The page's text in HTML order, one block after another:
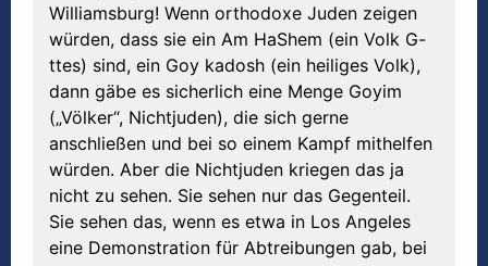
Williamsburg! Wenn orthodoxe Juden zeigen
würden, dass sie ein Am HaShem (ein Volk G-
ttes) sind, ein Goy kadosh (ein heiliges Volk),
dann gäbe es sicherlich eine Menge Goyim
(„Völker“, Nichtjuden), die sich gerne
anschließen und bei so einem Kampf mithelfen
würden. Aber die Nichtjuden kriegen das ja
nicht zu sehen. Sie sehen nur das Gegenteil.
Sie sehen das, wenn es etwa in Los Angeles
eine Demonstration für Abtreibungen gab, bei